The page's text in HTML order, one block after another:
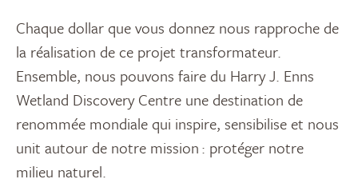
Chaque dollar que vous donnez nous rapproche de
la réalisation de ce projet transformateur.
Ensemble, nous pouvons faire du Harry J. Enns
Wetland Discovery Centre une destination de
renommée mondiale qui inspire, sensibilise et nous
unit autour de notre mission : protéger notre
milieu naturel.